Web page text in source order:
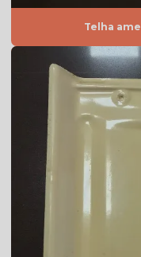
Telha branca colonial
Telha branca esmaltada
Telha branca preço
Telha branca resinada
Telha caramelo
Telha celote preço
Telha